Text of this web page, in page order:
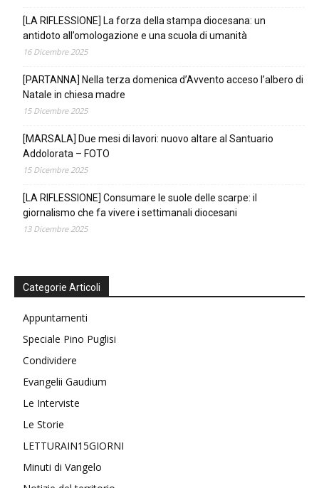
[LA RIFLESSIONE] La forza della stampa diocesana: un
antidoto all’omologazione e una scuola di umanità
16 Dicembre 2025
[PARTANNA] Nella terza domenica d’Avvento acceso l’albero di
Natale in chiesa madre
15 Dicembre 2025
[MARSALA] Due mesi di lavori: nuovo altare al Santuario
Addolorata – FOTO
15 Dicembre 2025
[LA RIFLESSIONE] Consumare le suole delle scarpe: il
giornalismo che fa vivere i settimanali diocesani
13 Dicembre 2025
Categorie Articoli
Appuntamenti
Speciale Pino Puglisi
Condividere
Evangelii Gaudium
Le Interviste
Le Storie
LETTURAIN15GIORNI
Minuti di Vangelo